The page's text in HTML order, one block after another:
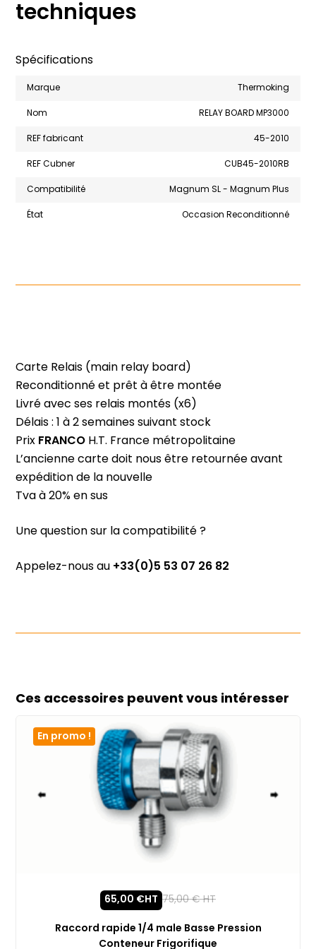
techniques
Spécifications
Marque
Thermoking
Nom
RELAY BOARD MP3000
REF fabricant
45-2010
REF Cubner
CUB45-2010RB
Compatibilité
Magnum SL - Magnum Plus
État
Occasion Reconditionné
Carte Relais (main relay board)
Reconditionné et prêt à être montée
Livré avec ses relais montés (x6)
Délais : 1 à 2 semaines suivant stock
PrixFRANCOH.T. France métropolitaine
L’ancienne carte doit nous être retournée avant
expédition de la nouvelle
Tva à 20% en sus
Une question sur la compatibilité ?
Appelez-nous au+33(0)5 53 07 26 82
Ces accessoires peuvent vous intéresser
En promo !
Raccord rapide 1/4 male Basse Pression
Conteneur Frigorifique
65,00 €HT 75,00€HT